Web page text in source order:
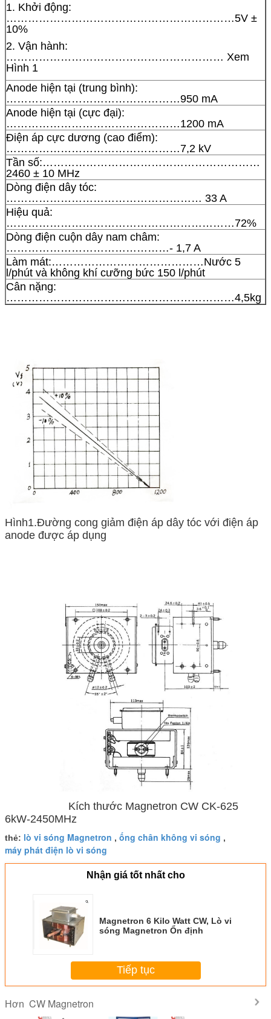
1. Khởi động:
………………………………………………………5V ±
10%
2. Vận hành:
…………………………………………………… Xem
Hình 1
Anode hiện tại (trung bình):
…………………………………………950 mA
Anode hiện tại (cực đại):
…………………………………………1200 mA
Điện áp cực dương (cao điểm):
…………………………………………7,2 kV
Tần số:……………………………………………………
2460 ± 10 MHz
Dòng điện dây tóc:
……………………………………………… 33 A
Hiệu quả:
………………………………………………………72%
Dòng điện cuộn dây nam châm:
………………………………………- 1,7 A
Làm mát:……………………………………Nước 5
l/phút và không khí cưỡng bức 150 l/phút
Cân nặng:
………………………………………………………4,5kg
Hình1.Đường cong giảm điện áp dây tóc với điện áp
anode được áp dụng
Kích thước Magnetron CW CK-625
6kW-2450MHz
thẻ: lò vi sóng Magnetron , ống chân không vi sóng ,
máy phát điện lò vi sóng
Nhận giá tốt nhất cho
Magnetron 6 Kilo Watt CW, Lò vi
sóng Magnetron Ổn định
Tiếp tục
Hơn CW Magnetron